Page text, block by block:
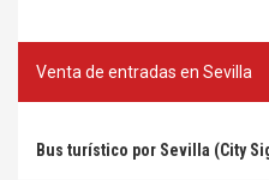
Venta de entradas en Sevilla
Bus turístico por Sevilla (City